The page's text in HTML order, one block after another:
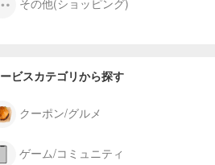
ビスカテゴリから探す
クーポン/グルメ
ゲーム/コミュニティ